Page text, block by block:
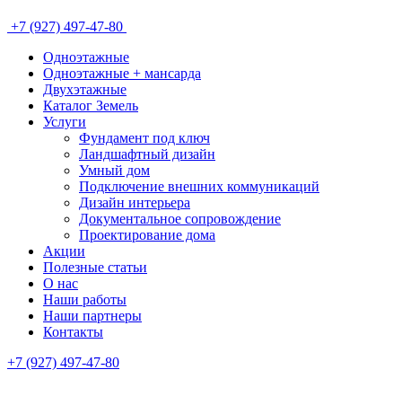
+7 (927) 497-47-80
Одноэтажные
Одноэтажные + мансарда
Двухэтажные
Каталог Земель
Услуги
Фундамент под ключ
Ландшафтный дизайн
Умный дом
Подключение внешних коммуникаций
Дизайн интерьера
Документальное сопровождение
Проектирование дома
Акции
Полезные статьи
О нас
Наши работы
Наши партнеры
Контакты
+7 (927) 497-47-80